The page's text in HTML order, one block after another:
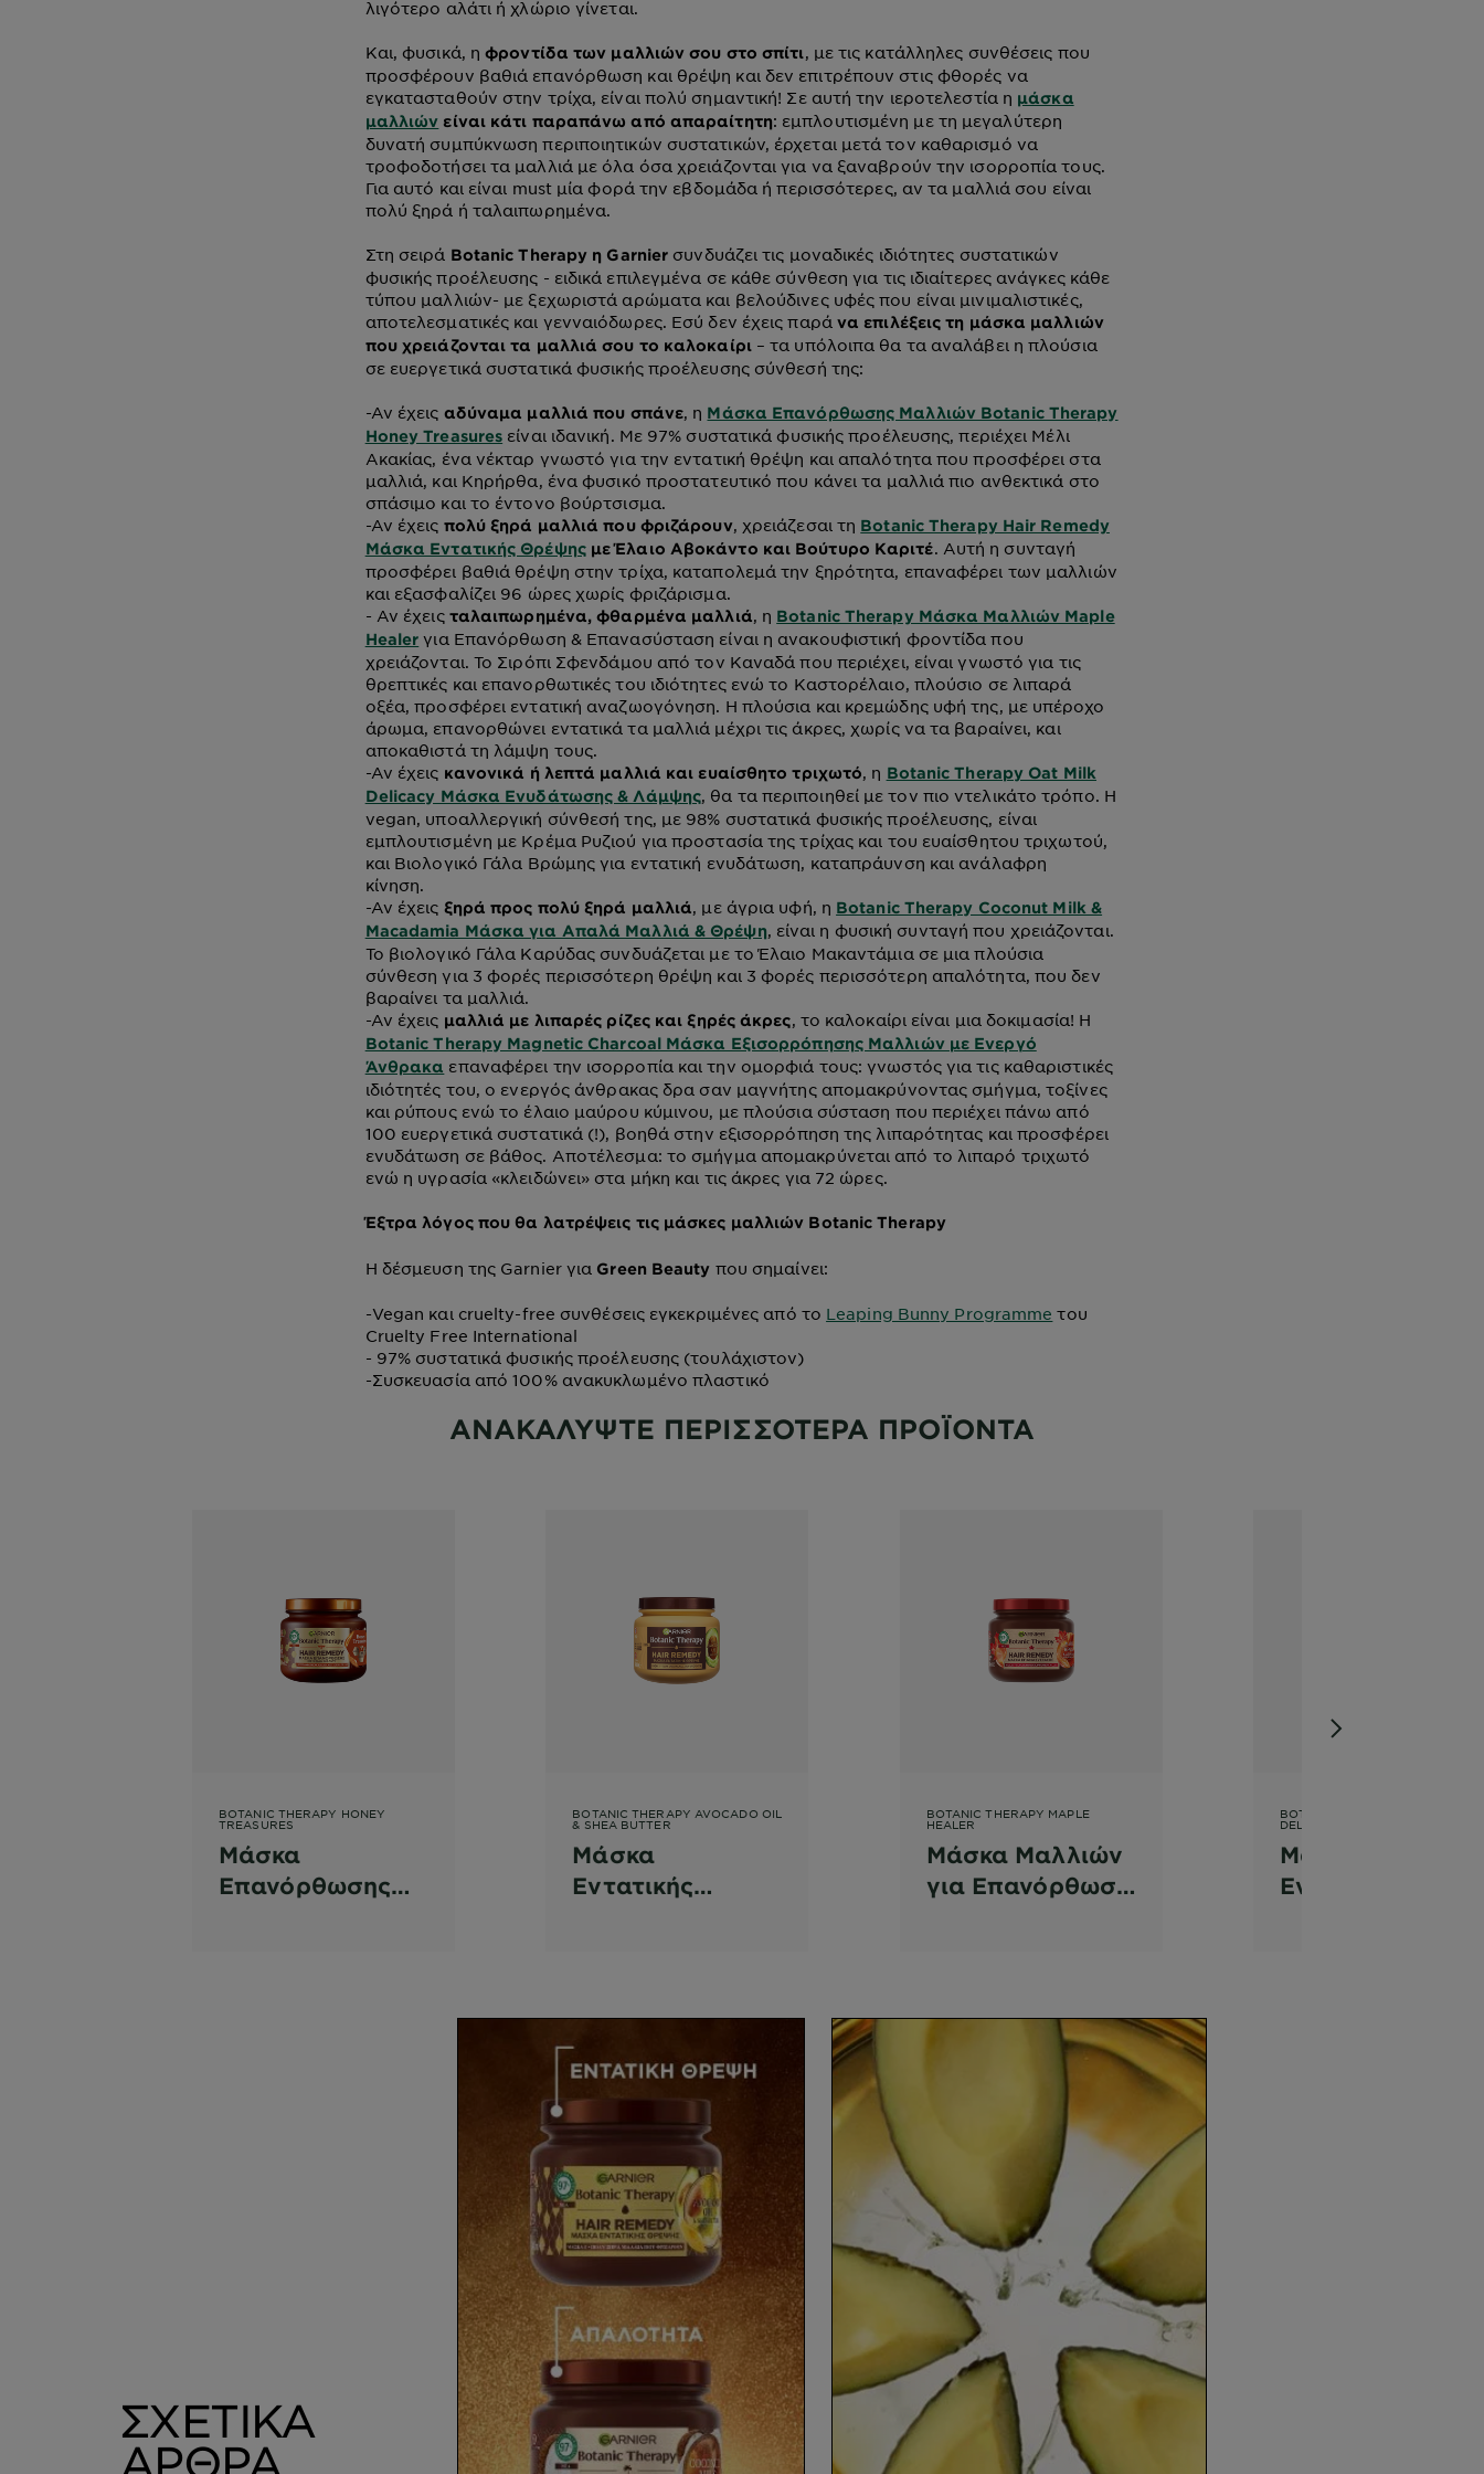
λιγότερο αλάτι ή χλώριο γίνεται.
Και, φυσικά, ηφροντίδα των μαλλιών σου στο σπίτι, με τις κατάλληλες συνθέσεις που
προσφέρουν βαθιά επανόρθωση και θρέψη και δεν επιτρέπουν στις φθορές να
εγκατασταθούν στην τρίχα, είναι πολύ σημαντική! Σε αυτή την ιεροτελεστία η μάσκα
μαλλιών είναι κάτι παραπάνω από απαραίτητη: εμπλουτισμένη με τη μεγαλύτερη
δυνατή συμπύκνωση περιποιητικών συστατικών, έρχεται μετά τον καθαρισμό να
τροφοδοτήσει τα μαλλιά με όλα όσα χρειάζονται για να ξαναβρούν την ισορροπία τους.
Για αυτό και είναι must μία φορά την εβδομάδα ή περισσότερες, αν τα μαλλιά σου είναι
πολύ ξηρά ή ταλαιπωρημένα.
Στη σειρά Botanic Therapy η Garnier συνδυάζει τις μοναδικές ιδιότητες συστατικών
φυσικής προέλευσης - ειδικά επιλεγμένα σε κάθε σύνθεση για τις ιδιαίτερες ανάγκες κάθε
τύπου μαλλιών- με ξεχωριστά αρώματα και βελούδινες υφές που είναι μινιμαλιστικές,
αποτελεσματικές και γενναιόδωρες. Εσύ δεν έχεις παρά να επιλέξεις τη μάσκα μαλλιών
που χρειάζονται τα μαλλιά σου το καλοκαίρι– τα υπόλοιπα θα τα αναλάβει η πλούσια
σε ευεργετικά συστατικά φυσικής προέλευσης σύνθεσή της:
-Αν έχεις αδύναμα μαλλιά που σπάνε, η Mάσκα Επανόρθωσης Μαλλιών Botanic Therapy
Honey Treasures είναι ιδανική. Με 97% συστατικά φυσικής προέλευσης, περιέχει Μέλι
Ακακίας, ένα νέκταρ γνωστό για την εντατική θρέψη και απαλότητα που προσφέρει στα
μαλλιά, και Κηρήρθα, ένα φυσικό προστατευτικό που κάνει τα μαλλιά πιο ανθεκτικά στο
σπάσιμο και το έντονο βούρτσισμα.
-Αν έχεις πολύ ξηρά μαλλιά που φριζάρουν, χρειάζεσαι τη Botanic Therapy Hair Remedy
Μάσκα Εντατικής Θρέψης με Έλαιο Αβοκάντο και Βούτυρο Καριτέ. Αυτή η συνταγή
προσφέρει βαθιά θρέψη στην τρίχα, καταπολεμά την ξηρότητα, επαναφέρει των μαλλιών
και εξασφαλίζει 96 ώρες χωρίς φριζάρισμα.
- Αν έχεις ταλαιπωρημένα, φθαρμένα μαλλιά, η Botanic Therapy Μάσκα Μαλλιών Maple
Healer για Επανόρθωση & Επανασύσταση είναι η ανακουφιστική φροντίδα που
χρειάζονται. Το Σιρόπι Σφενδάμου από τον Καναδά που περιέχει, είναι γνωστό για τις
θρεπτικές και επανορθωτικές του ιδιότητες ενώ το Καστορέλαιο, πλούσιο σε λιπαρά
οξέα, προσφέρει εντατική αναζωογόνηση. Η πλούσια και κρεμώδης υφή της, με υπέροχο
άρωμα, επανορθώνει εντατικά τα μαλλιά μέχρι τις άκρες, χωρίς να τα βαραίνει, και
αποκαθιστά τη λάμψη τους.
-Αν έχεις κανονικά ή λεπτά μαλλιά και ευαίσθητο τριχωτό, η Botanic Therapy Oat Milk
Delicacy Μάσκα Ενυδάτωσης & Λάμψης, θα τα περιποιηθεί με τον πιο ντελικάτο τρόπο. Η
vegan, υποαλλεργική σύνθεσή της, με 98% συστατικά φυσικής προέλευσης, είναι
εμπλουτισμένη με Κρέμα Ρυζιού για προστασία της τρίχας και του ευαίσθητου τριχωτού,
και Βιολογικό Γάλα Βρώμης για εντατική ενυδάτωση, καταπράυνση και ανάλαφρη
κίνηση.
-Αν έχεις ξηρά προς πολύ ξηρά μαλλιά, με άγρια υφή, η Botanic Therapy Coconut Milk &
Macadamia Μάσκα για Απαλά Μαλλιά & Θρέψη, είναι η φυσική συνταγή που χρειάζονται.
Το βιολογικό Γάλα Καρύδας συνδυάζεται με το Έλαιο Μακαντάμια σε μια πλούσια
σύνθεση για 3 φορές περισσότερη θρέψη και 3 φορές περισσότερη απαλότητα, που δεν
βαραίνει τα μαλλιά.
-Αν έχεις μαλλιά με λιπαρές ρίζες και ξηρές άκρες, το καλοκαίρι είναι μια δοκιμασία! Η
Botanic Therapy Magnetic Charcoal Μάσκα Εξισορρόπησης Μαλλιών με Ενεργό
Άνθρακα επαναφέρει την ισορροπία και την ομορφιά τους: γνωστός για τις καθαριστικές
ιδιότητές του, ο ενεργός άνθρακας δρα σαν μαγνήτης απομακρύνοντας σμήγμα, τοξίνες
και ρύπους ενώ το έλαιο μαύρου κύμινου, με πλούσια σύσταση που περιέχει πάνω από
100 ευεργετικά συστατικά (!), βοηθά στην εξισορρόπηση της λιπαρότητας και προσφέρει
ενυδάτωση σε βάθος. Αποτέλεσμα: το σμήγμα απομακρύνεται από το λιπαρό τριχωτό
ενώ η υγρασία «κλειδώνει» στα μήκη και τις άκρες για 72 ώρες.
Έξτρα λόγος που θα λατρέψεις τις μάσκες μαλλιών Botanic Therapy
Η δέσμευση της Garnier για Green Beauty που σημαίνει:
-Vegan και cruelty-free συνθέσεις εγκεκριμένες από το Leaping Bunny Programme του
Cruelty Free International
- 97% συστατικά φυσικής προέλευσης (τουλάχιστον)
-Συσκευασία από 100% ανακυκλωμένο πλαστικό
ΑΝΑΚΑΛΥΨΤΕ ΠΕΡΙΣΣΟΤΕΡΑ ΠΡΟΪΟΝΤΑ
BOTANIC THERAPY HONEY
TREASURES
Μάσκα
Επανόρθωσης
BOTANIC THERAPY AVOCADO OIL
& SHEA BUTTER
Μάσκα
Εντατικής
BOTANIC THERAPY MAPLE
HEALER
Μάσκα Μαλλιών
για Επανόρθωση
BOTANIC THERAPY OAT MILK
DELICACY
Μάσκα
Ενυδάτωσης
ΣΧΕΤΙΚΑ
ΑΡΘΡΑ